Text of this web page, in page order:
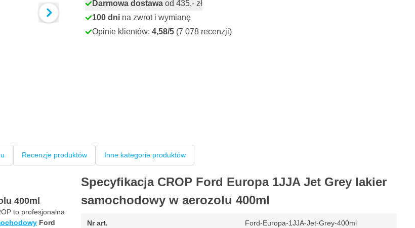
Darmowa dostawa od 435,- zł
100 dni na zwrot i wymianę
Opinie klientów: 4,58/5 (7 078 recenzji)
Recenzje produktów Inne kategorie produktów
400ml
to profesjonalna
Ford
Specyfikacja CROP Ford Europa 1JJA Jet Grey lakier
samochodowy w aerozolu 400ml
Nr art. Ford-Europa-1JJA-Jet-Grey-400ml